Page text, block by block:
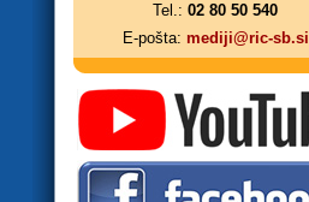
Tel.: 02 80 50 540
E-pošta: mediji@ric-sb.si